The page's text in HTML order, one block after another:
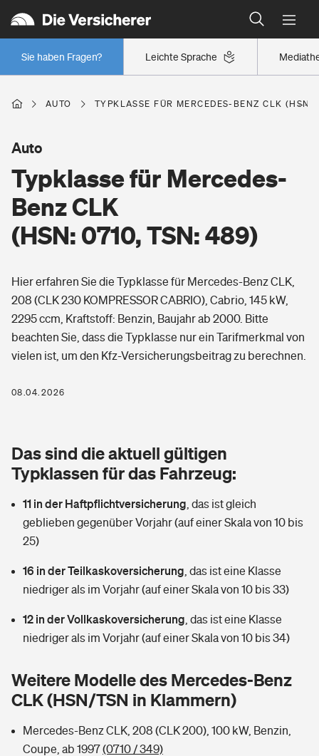
Leichte Sprache
Sie haben Fragen?
Wer versichert was: Jetzt Versicherer finden
Regionalklassen: So ist Ihre Region eingestuft
Wer versichert was: Jetzt Versicherer finden
Berufsunfähigkeitsversicherung
Arbeitsrechtsschutz
Berufshaftpflichtversicherung
Rentenrechner: Wie viel Geld bekomme ich im Alter?
Wer versichert was: Jetzt Versicherer finden
Sie haben Fragen?
Wohnen
Wohngebäudeversicherung
Hausratversicherung
Elementarversicherung
Photovoltaik
Wärmepumpen versichern
Vermieterrrechtsschutz
Mietkautionsversicherung
Restkreditversicherung
Zur Übersicht
Tools
Hochwasser-Check: Wie gefährdet ist Ihr Haus?
Wer versichert was: Jetzt Versicherer finden
Sie haben Fragen?
Pri­vate Haft­pflicht­
Rechts­schutz­ver­si­che­rung
Kinderunfall­ver­si­che­rung
Reiseversicherung
Handyversicherung
Private Cyberversicherung
Musikinstrumentenversicherung
Zur Übersicht
Gesundheit
Private Krankenversicherung
Tierkrankenversicherung
Zur Übersicht
Sie haben Fragen?
Rentenrechner: Wie viel Geld bekomme ich im Alter?
AUTO TYPKLASSE FÜR MERCEDES-BENZ CLK
Typklasse für Mercedes-
Benz CLK
(HSN: 0710, TSN: 489)
Auto
Hier erfahren Sie die Typklasse für Mercedes-Benz CLK,
208 (CLK 230 KOMPRESSOR CABRIO), Cabrio, 145 kW,
2295 ccm, Kraftstoff: Benzin, Baujahr ab 2000. Bitte
beachten Sie, dass die Typklasse nur ein Tarifmerkmal von
vielen ist, um den Kfz-Versicherungsbeitrag zu berechnen.
08.04.2026
Das sind die aktuell gültigen
Typklassen für das Fahrzeug:
11 in der Haftpflichtversicherung das ist gleich
geblieben gegenüber Vorjahr (auf einer Skala von 10 bis
25)
16 in der Teilkaskoversicherung das ist eine Klasse
niedriger als im Vorjahr (auf einer Skala von 10 bis 33)
12 in der Vollkaskoversicherung das ist eine Klasse
niedriger als im Vorjahr (auf einer Skala von 10 bis 34)
Weitere Modelle des Mercedes-Benz
CLK (HSN/TSN in Klammern)
Mercedes-Benz CLK, 208 (CLK 200), 100 kW, Benzin,
Coupe, ab 1997(0710 / 349)